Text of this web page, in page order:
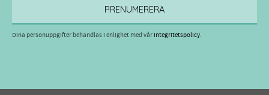
PRENUMERERA
Dina personuppgifter behandlas i enlighet med vårintegritetspolicy.